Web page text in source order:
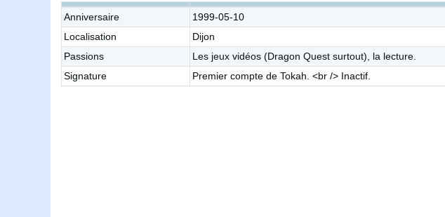
Anniversaire
1999-05-10
Localisation
Dijon
Passions
Les jeux vidéos (Dragon Quest surtout), la lecture.
Signature
Premier compte de Tokah. <br /> Inactif.